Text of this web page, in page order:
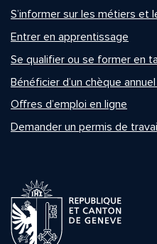
S’informer sur les métiers et
Entrer en apprentissage
Se qualifier ou se former en
Bénéficier d’un chèque
Offres d’emploi en ligne
Demander un permis de